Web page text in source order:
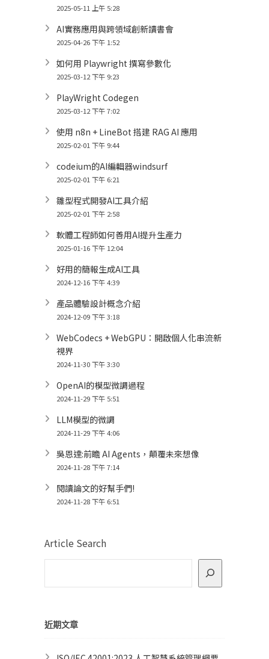
2025-05-11 上午 5:28
AI實務應用與跨領域創新讀書會
2025-04-26 下午 1:52
如何用 Playwright 撰寫參數化
2025-03-12 下午 9:23
PlayWright Codegen
2025-03-12 下午 7:02
使用 n8n + LineBot 搭建 RAG AI 應用
2025-02-01 下午 9:44
codeium的AI編輯器windsurf
2025-02-01 下午 6:21
雛型程式開發AI工具介紹
2025-02-01 下午 2:58
軟體工程師如何善用AI提升生產力
2025-01-16 下午 12:04
好用的簡報生成AI工具
2024-12-16 下午 4:39
產品體驗設計概念介紹
2024-12-09 下午 3:18
WebCodecs + WebGPU：開啟個人化串流新
視界
2024-11-30 下午 3:30
OpenAI的模型微調過程
2024-11-29 下午 5:51
LLM模型的微調
2024-11-29 下午 4:06
吳恩達:前瞻 AI Agents，顛覆未來想像
2024-11-28 下午 7:14
閱讀論文的好幫手們!
2024-11-28 下午 6:51
Article Search
近期文章